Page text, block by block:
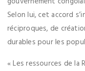
Selon lui, cet accord
réciproques, de
durables pour les
« Les ressources de la